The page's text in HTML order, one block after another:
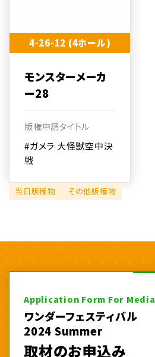
4-26-12 (4ホール)
モンスターメーカ
ー28
版権申請タイトル
#ガメラ 大怪獣空中決
戦
当日版権物 その他版権物
Application Form For Media
ワンダーフェスティバル
2024 Summer
取材のお申込み